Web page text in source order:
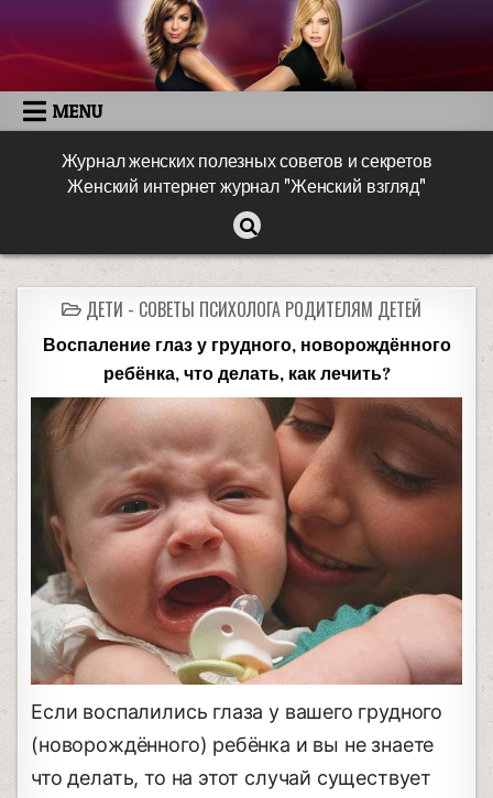
MENU
Журнал женских полезных советов и секретов
Женский интернет журнал "Женский взгляд"
ДЕТИ - СОВЕТЫ ПСИХОЛОГА РОДИТЕЛЯМ ДЕТЕЙ
Воспаление глаз у грудного, новорождённого
ребёнка, что делать, как лечить?
Если воспалились глаза у вашего грудного
(новорождённого) ребёнка и вы не знаете
что делать, то на этот случай существует